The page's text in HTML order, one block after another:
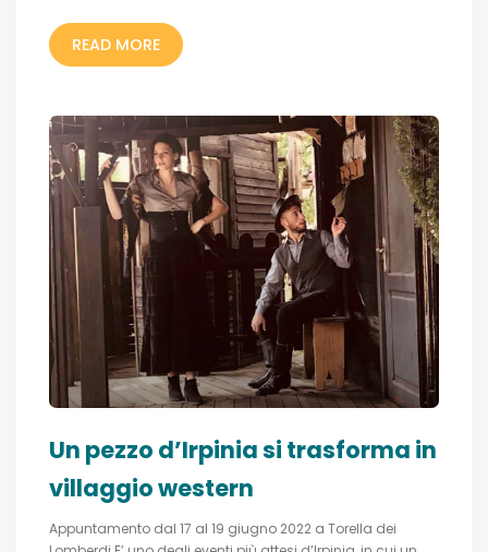
READ MORE
Un pezzo d’Irpinia si trasforma in
villaggio western
Appuntamento dal 17 al 19 giugno 2022 a Torella dei